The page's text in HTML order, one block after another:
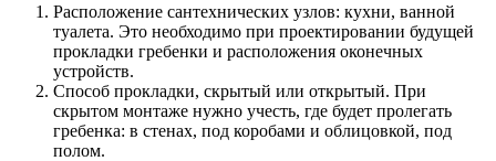
Расположение сантехнических узлов: кухни, ванной
туалета. Это необходимо при проектировании будущей
прокладки гребенки и расположения оконечных
устройств.
Способ прокладки, скрытый или открытый. При
скрытом монтаже нужно учесть, где будет пролегать
гребенка: в стенах, под коробами и облицовкой, под
полом.